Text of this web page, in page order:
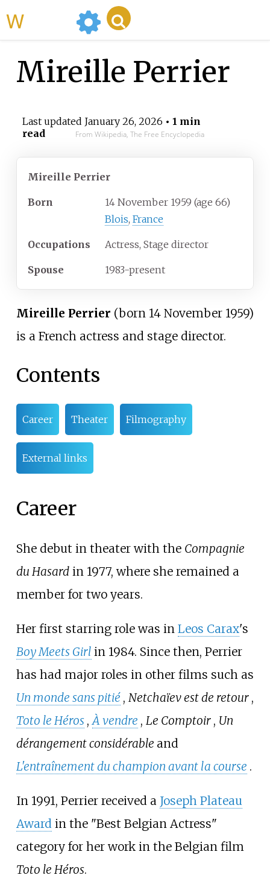
Mireille Perrier
Last updated January 26, 2026 • 1 min
read
From Wikipedia, The Free Encyclopedia
Mireille Perrier
Born 14 November 1959 (age 66)
Blois, France
Occupations Actress, Stage director
Spouse 1983-present
Mireille Perrier (born 14 November 1959)
is a French actress and stage director.
Contents
Career Theater Filmography
External links
Career
She debut in theater with the Compagnie
du Hasardin 1977, where she remained a
member for two years.
Her first starring role was in Leos Carax's
Boy Meets Girl in 1984. Since then, Perrier
has had major roles in other films such as
Un monde sans pitié , Netchaïev est de retour ,
Toto le Héros ,À vendre , Le Comptoir , Un
dérangement considérable and
L'entraînement du champion avant la course .
In 1991, Perrier received a Joseph Plateau
Awardin the "Best Belgian Actress"
category for her work in the Belgian film
Toto le Héros.